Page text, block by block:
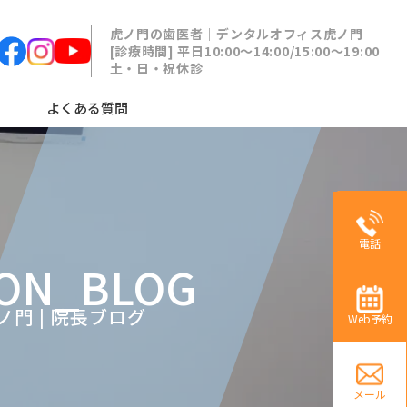
虎ノ門の歯医者｜デンタルオフィス虎ノ門
[診療時間] 平日10:00〜14:00/15:00〜19:00
土・日・祝休診
よくある質問
電話
Web予約
メール
門 | 院長ブログ